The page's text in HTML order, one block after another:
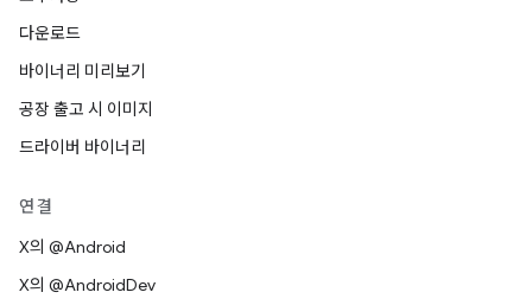
다운로드
바이너리 미리보기
공장 출고 시 이미지
드라이버 바이너리
연결
X의 @Android
X의 @AndroidDev